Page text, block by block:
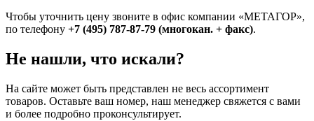
Чтобы уточнить цену звоните в офис компании «МЕТАГОР»,
по телефону +7 (495) 787-87-79 (многокан. + факс).
Не нашли, что искали?
На сайте может быть представлен не весь ассортимент
товаров. Оставьте ваш номер, наш менеджер свяжется с вами
и более подробно проконсультирует.